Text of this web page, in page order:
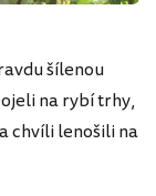
šílenou
na rybí trhy,
chvíli lenošili na